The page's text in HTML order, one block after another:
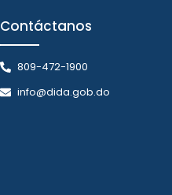
Contáctanos
809-472-1900
info@dida.gob.do